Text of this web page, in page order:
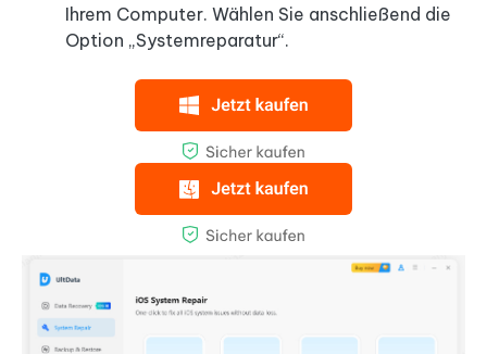
Ihrem Computer. Wählen Sie anschließend die
Option „Systemreparatur“.